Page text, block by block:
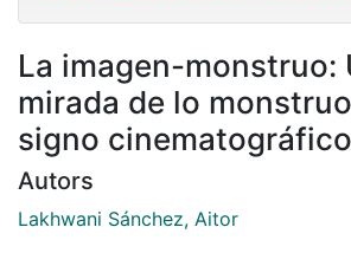
La imagen-monstruo:
mirada de lo
signo cinematográfico
Autors
Lakhwani Sánchez, Aitor